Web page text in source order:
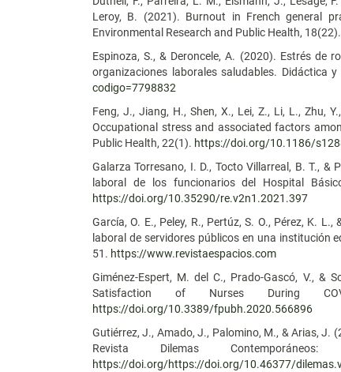
Leroy, B. (2021). Burnout in French general
Environmental Research and Public Health, 18(22).
Espinoza, S., & Deroncele, A. (2020). Estrés de
organizaciones laborales saludables. Didáctica
codigo=7798832
Feng, J., Jiang, H., Shen, X., Lei, Z., Li, L., Zhu,
Occupational stress and associated factors
Public Health, 22(1). https://doi.org/10.1186/
Galarza Torresano, I. D., Tocto Villarreal, B. T., &
laboral de los funcionarios del Hospital
https://doi.org/10.35290/re.v2n1.2021.397
García, O. E., Peley, R., Pertúz, S. O., Pérez, K.
laboral de servidores públicos en una institución
51. https://www.revistaespacios.com
Giménez-Espert, M. del C., Prado-Gascó, V., &
Satisfaction of Nurses During
https://doi.org/10.3389/fpubh.2020.566896
Gutiérrez, J., Amado, J., Palomino, M., & Arias, J.
Revista Dilemas
https://doi.org/https://doi.org/10.46377/